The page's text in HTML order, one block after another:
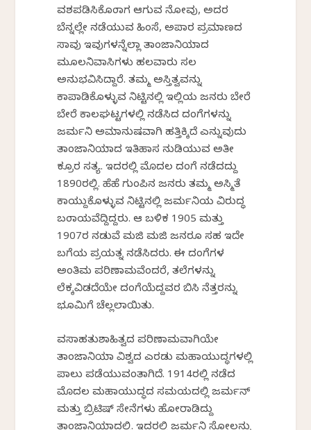
ವಶಪಡಿಸಿಕೊಂಡಾಗ ಆಗುವ ನೋವು, ಅದರ
ಬೆನ್ನಲ್ಲೇ ನಡೆಯುವ ಹಿಂಸೆ, ಅಪಾರ ಪ್ರಮಾಣದ
ಸಾವು ಇವುಗಳನ್ನೆಲ್ಲಾ ತಾಂಜಾನಿಯಾದ
ಮೂಲನಿವಾಸಿಗಳು ಹಲವಾರು ಸಲ
ಅನುಭವಿಸಿದ್ದಾರೆ. ತಮ್ಮ ಅಸ್ತಿತ್ವವನ್ನು
ಕಾಪಾಡಿಕೊಳ್ಳುವ ನಿಟ್ಟಿನಲ್ಲಿ ಇಲ್ಲಿಯ ಜನರು ಬೇರೆ
ಬೇರೆ ಕಾಲಘಟ್ಟಗಳಲ್ಲಿ ನಡೆಸಿದ ದಂಗೆಗಳನ್ನು
ಜರ್ಮನಿ ಅಮಾನುಷವಾಗಿ ಹತ್ತಿಕ್ಕಿದೆ ಎನ್ನುವುದು
ತಾಂಜಾನಿಯಾದ ಇತಿಹಾಸ ನುಡಿಯುವ ಅತೀ
ಕ್ರೂರ ಸತ್ಯ. ಇದರಲ್ಲಿ ಮೊದಲ ದಂಗೆ ನಡೆದದ್ದು
1890ರಲ್ಲಿ. ಹೆಹೆ ಗುಂಪಿನ ಜನರು ತಮ್ಮ ಅಸ್ಮಿತೆ
ಕಾಯ್ದುಕೊಳ್ಳುವ ನಿಟ್ಟಿನಲ್ಲಿ ಜರ್ಮನಿಯ ವಿರುದ್ಧ
ಬಂಡಾಯವೆದ್ದಿದ್ದರು. ಆ ಬಳಿಕ 1905 ಮತ್ತು
1907ರ ನಡುವೆ ಮಜಿ ಮಜಿ ಜನರೂ ಸಹ ಇದೇ
ಬಗೆಯ ಪ್ರಯತ್ನ ನಡೆಸಿದರು. ಈ ದಂಗೆಗಳ
ಅಂತಿಮ ಪರಿಣಾಮವೆಂದರೆ, ತಲೆಗಳನ್ನು
ಲೆಕ್ಕವಿಡದೆಯೇ ದಂಗೆಯೆದ್ದವರ ಬಿಸಿ ನೆತ್ತರನ್ನು
ಭೂಮಿಗೆ ಚೆಲ್ಲಲಾಯಿತು.
ವಸಾಹತುಶಾಹಿತ್ವದ ಪರಿಣಾಮವಾಗಿಯೇ
ತಾಂಜಾನಿಯಾ ವಿಶ್ವದ ಎರಡು ಮಹಾಯುದ್ಧಗಳಲ್ಲಿ
ಪಾಲು ಪಡೆಯುವಂತಾಗಿದೆ. 1914ರಲ್ಲಿ ನಡೆದ
ಮೊದಲ ಮಹಾಯುದ್ಧದ ಸಮಯದಲ್ಲಿ ಜರ್ಮನ್
ಮತ್ತು ಬ್ರಿಟಿಷ್ ಸೇನೆಗಳು ಹೋರಾಡಿದ್ದು